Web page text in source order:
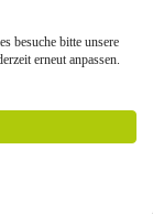
besuche bitte unsere
erneut anpassen.